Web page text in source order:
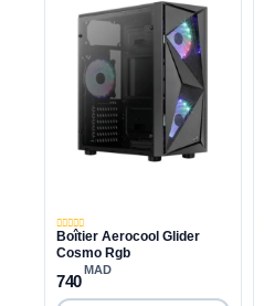
Boîtier Aerocool Glider
Cosmo Rgb
740
MAD